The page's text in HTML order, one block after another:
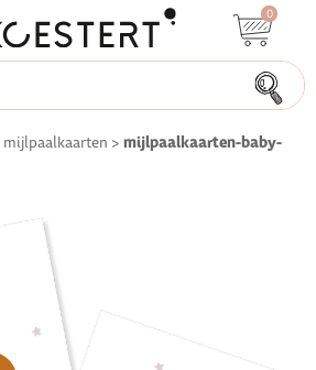
0
mijlpaalkaarten > mijlpaalkaarten-baby-